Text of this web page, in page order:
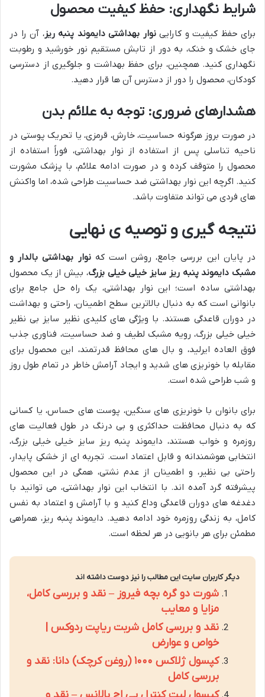
شرایط نگهداری: حفظ کیفیت محصول
برای حفظ کیفیت و کارایینوار بهداشتی دایموند پنبه ریز، آن را در
جای خشک و خنک، به دور از تابش مستقیم نور خورشید و رطوبت
نگهداری کنید. همچنین، برای حفظ بهداشت و جلوگیری از دسترسی
کودکان، محصول را دور از دسترس آن ها قرار دهید.
هشدارهای ضروری: توجه به علائم بدن
در صورت بروز هرگونه حساسیت، خارش، قرمزی، یا تحریک پوستی در
ناحیه تناسلی پس از استفاده از نوار بهداشتی، فوراً استفاده از
محصول را متوقف کرده و در صورت ادامه علائم، با پزشک مشورت
کنید. اگرچه این نوار بهداشتی ضد حساسیت طراحی شده، اما واکنش
های فردی می تواند متفاوت باشد.
نتیجه گیری و توصیه ی نهایی
در پایان این بررسی جامع، روشن است کهنوار بهداشتی بالدار و
مشبک دایموند پنبه ریز سایز خیلی خیلی بزرگ، بیش از یک محصول
بهداشتی ساده است؛ این نوار بهداشتی، یک راه حل جامع برای
بانوانی است که به دنبال بالاترین سطح اطمینان، راحتی و بهداشت
در دوران قاعدگی هستند. با ویژگی های کلیدی نظیر سایز بی نظیر
خیلی خیلی بزرگ، رویه مشبک لطیف و ضد حساسیت، فناوری جذب
فوق العاده ایرلید، و بال های محافظ قدرتمند، این محصول برای
مقابله با خونریزی های شدید و ایجاد آرامش خاطر در تمام طول روز
و شب طراحی شده است.
برای بانوان با خونریزی های سنگین، پوست های حساس، یا کسانی
که به دنبال محافظت حداکثری و بی درنگ در طول فعالیت های
روزمره و خواب هستند، دایموند پنبه ریز سایز خیلی خیلی بزرگ،
انتخابی هوشمندانه و قابل اعتماد است. تجربه ای از خشکی پایدار،
راحتی بی نظیر، و اطمینان از عدم نشتی، همگی در این محصول
پیشرفته گرد آمده اند. با انتخاب این نوار بهداشتی، می توانید با
دغدغه های دوران قاعدگی وداع کنید و با آرامش و اعتماد به نفس
کامل، به زندگی روزمره خود ادامه دهید. دایموند پنبه ریز، همراهی
مطمئن برای هر بانویی در هر لحظه است.
دیگر کاربران سایت این مطالب را نیز دوست داشته اند
شورت دو گره بچه فیروز – نقد و بررسی کامل،
مزایا و معایب
نقد و بررسی کامل شربت ریاپت ردوکس |
خواص و عوارض
کپسول ژلاکس ۱۰۰۰ (روغن کرچک) دانا: نقد و
بررسی کامل